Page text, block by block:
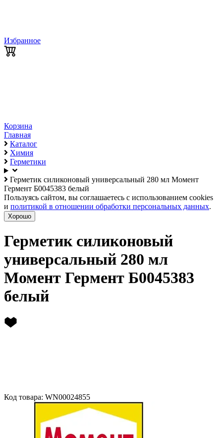
Избранное
Корзина
Главная
Каталог
Химия
Герметики
Герметик силиконовый универсальный 280 мл Момент
Гермент Б0045383 белый
Пользуясь сайтом, вы соглашаетесь с использованием cookies
и политикой в отношении обработки персональных данных.
Хорошо
Герметик силиконовый
универсальный 280 мл
Момент Гермент Б0045383
белый
Код товара: WN00024855